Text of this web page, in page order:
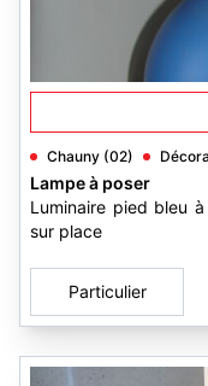
Chauny (02)
Lampe à poser
Luminaire pied bleu
sur place
Particulier